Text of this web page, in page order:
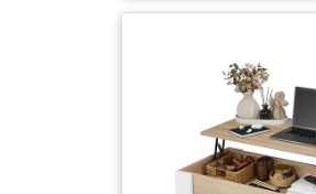
organisés. Le large plateau et
un espace ouvert pour un accès
quotidien Plateau relevable solide
métalliques de qualité et ses
renforcées, le plateau de cette
avec fluidité et peut supporter
relevé Nettoyage et montage